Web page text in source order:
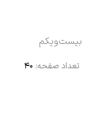
بیست‌و‌یکم
تعداد صفحه: 40